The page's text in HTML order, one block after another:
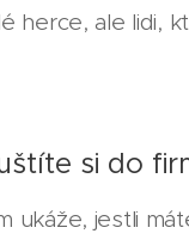
herce, ale lidi,
si do
ukáže, jestli